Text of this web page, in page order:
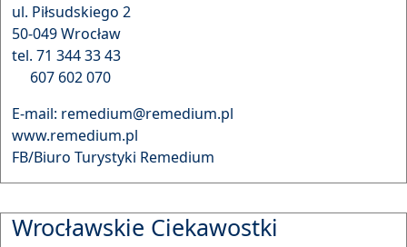
ul. Piłsudskiego 2
50-049 Wrocław
tel. 71 344 33 43
607 602 070
E-mail: remedium@remedium.pl
www.remedium.pl
FB/Biuro Turystyki Remedium
Wrocławskie Ciekawostki